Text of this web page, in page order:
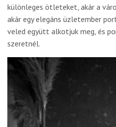
különleges ötleteket, akár a
akár egy elegáns üzletember
veled együtt alkotjuk meg, és
szeretnél.